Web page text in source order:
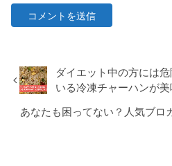
ダイエット中の方には
いる冷凍チャーハンが美
あなたも困ってない？人気ブロ